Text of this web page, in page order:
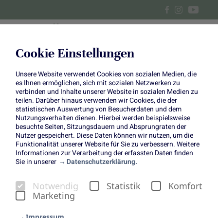
Cookie Einstellungen
Unsere Website verwendet Cookies von sozialen Medien, die
es Ihnen ermöglichen, sich mit sozialen Netzwerken zu
verbinden und Inhalte unserer Website in sozialen Medien zu
teilen. Darüber hinaus verwenden wir Cookies, die der
statistischen Auswertung von Besucherdaten und dem
Nutzungsverhalten dienen. Hierbei werden beispielsweise
besuchte Seiten, Sitzungsdauern und Absprungraten der
Nutzer gespeichert. Diese Daten können wir nutzen, um die
Funktionalität unserer Website für Sie zu verbessern. Weitere
Informationen zur Verarbeitung der erfassten Daten finden
Sie in unserer
Datenschutzerklärung.
Notwendig Statistik
Komfort
Marketing
Gelbes Steckrüben-Curry mit
Wan Tans
Passend zu unserer Jahreskampagne „Shades of nature“
haben wir zusammen mit Tanja von den
monochrome Farbmenüs mit jeweils vier Gängen kreiert.
Pro Quartal warten also vier „Shades of nature“-Rezepte
auf euch.